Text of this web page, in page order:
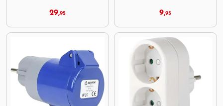
29,95 9,95